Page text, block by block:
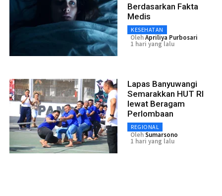
Berdasarkan Fakta
Medis
KESEHATAN
OlehApriliya Purbosari
1 hari yang lalu
Lapas Banyuwangi
Semarakkan HUT RI
lewat Beragam
Perlombaan
REGIONAL
OlehSumarsono
1 hari yang lalu